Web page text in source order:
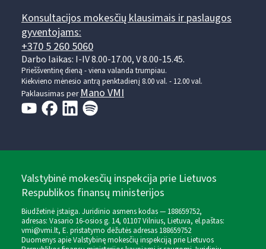
Konsultacijos mokesčių klausimais ir paslaugos
gyventojams:
+370 5 260 5060
Darbo laikas: I-IV 8.00-17.00, V 8.00-15.45.
Prieššventinę dieną - viena valanda trumpiau.
Kiekvieno mėnesio antrą penktadienį 8.00 val. - 12.00 val.
Paklausimas perMano VMI
Valstybinė mokesčių inspekcija prie Lietuvos
Respublikos finansų ministerijos
Biudžetinė įstaiga. Juridinio asmens kodas — 188659752,
adresas: Vasario 16-osios g. 14, 01107 Vilnius, Lietuva, el.paštas:
vmi@vmi.lt, E. pristatymo dėžutės adresas 188659752
Duomenys apie Valstybinę mokesčių inspekciją prie Lietuvos